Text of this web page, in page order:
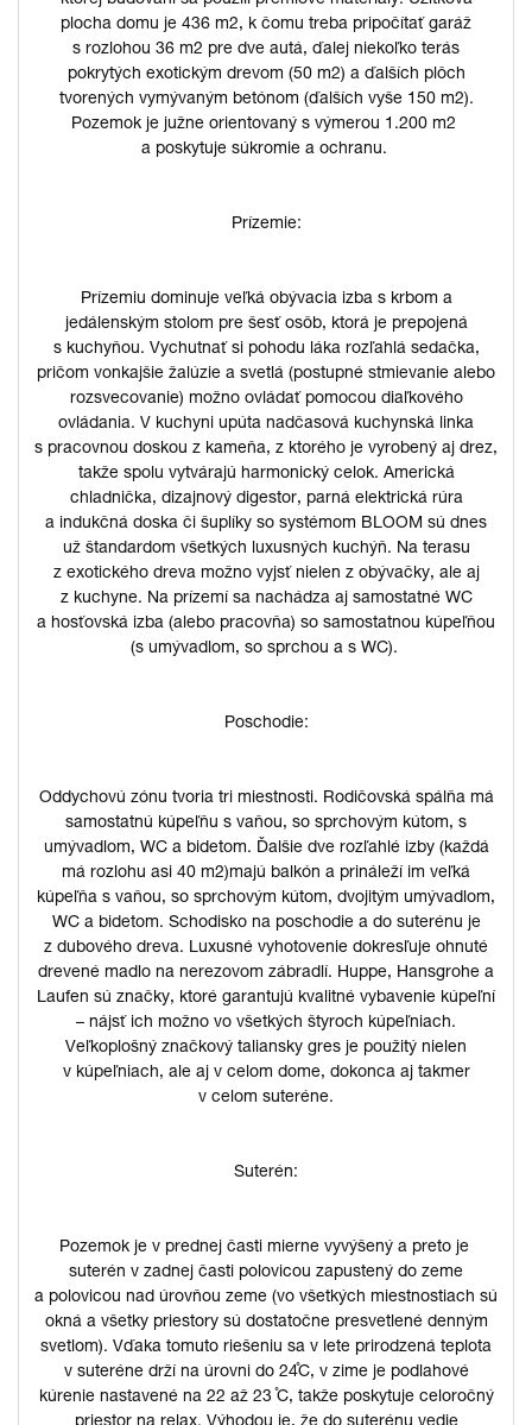
plocha domu je 436 m2, k čomu treba pripočítať garáž
s rozlohou 36 m2 pre dve autá, ďalej niekoľko terás
pokrytých exotickým drevom (50 m2) a ďalších plôch
tvorených vymývaným betónom (ďalších vyše 150 m2).
Pozemok je južne orientovaný s výmerou 1.200 m2
a poskytuje súkromie a ochranu.
Prízemie:
Prízemiu dominuje veľká obývacia izba s krbom a
jedálenským stolom pre šesť osôb, ktorá je prepojená
s kuchyňou. Vychutnať si pohodu láka rozľahlá sedačka,
pričom vonkajšie žalúzie a svetlá (postupné stmievanie alebo
rozsvecovanie) možno ovládať pomocou diaľkového
ovládania. V kuchyni upúta nadčasová kuchynská linka
s pracovnou doskou z kameňa, z ktorého je vyrobený aj drez,
takže spolu vytvárajú harmonický celok. Americká
chladnička, dizajnový digestor, parná elektrická rúra
a indukčná doska či šuplíky so systémom BLOOM sú dnes
už štandardom všetkých luxusných kuchýň. Na terasu
z exotického dreva možno vyjsť nielen z obývačky, ale aj
z kuchyne. Na prízemí sa nachádza aj samostatné WC
a hosťovská izba (alebo pracovňa) so samostatnou kúpeľňou
(s umývadlom, so sprchou a s WC).
Poschodie:
Oddychovú zónu tvoria tri miestnosti. Rodičovská spálňa má
samostatnú kúpeľňu s vaňou, so sprchovým kútom, s
umývadlom, WC a bidetom. Ďalšie dve rozľahlé izby (každá
má rozlohu asi 40 m2)majú balkón a prináleží im veľká
kúpeľňa s vaňou, so sprchovým kútom, dvojitým umývadlom,
WC a bidetom. Schodisko na poschodie a do suterénu je
z dubového dreva. Luxusné vyhotovenie dokresľuje ohnuté
drevené madlo na nerezovom zábradlí. Huppe, Hansgrohe a
Laufen sú značky, ktoré garantujú kvalitné vybavenie kúpeľní
– nájsť ich možno vo všetkých štyroch kúpeľniach.
Veľkoplošný značkový taliansky gres je použitý nielen
v kúpeľniach, ale aj v celom dome, dokonca aj takmer
v celom suteréne.
Suterén:
Pozemok je v prednej časti mierne vyvýšený a preto je
suterén v zadnej časti polovicou zapustený do zeme
a polovicou nad úrovňou zeme (vo všetkých miestnostiach sú
okná a všetky priestory sú dostatočne presvetlené denným
svetlom). Vďaka tomuto riešeniu sa v lete prirodzená teplota
v suteréne drží na úrovni do 24̊C, v zime je podlahové
kúrenie nastavené na 22 až 23 ̊C, takže poskytuje celoročný